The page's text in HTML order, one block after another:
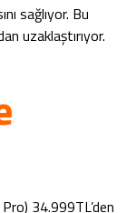
sağlıyor. Bu
uzaklaştırıyor.
34.999TL’den